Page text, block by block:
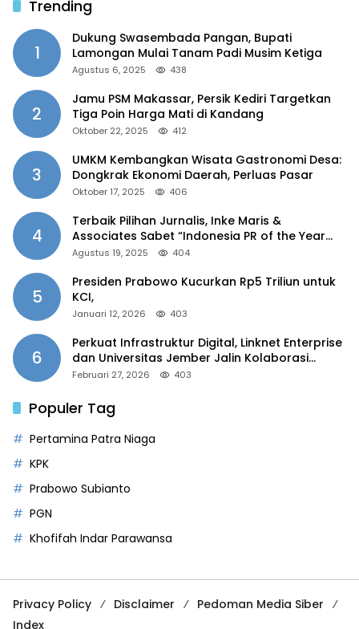
Trending
1
Dukung Swasembada Pangan, Bupati
Lamongan Mulai Tanam Padi Musim Ketiga
Agustus 6, 2025 438
2
Jamu PSM Makassar, Persik Kediri Targetkan
Tiga Poin Harga Mati di Kandang
Oktober 22, 2025 412
3
UMKM Kembangkan Wisata Gastronomi Desa:
Dongkrak Ekonomi Daerah, Perluas Pasar
Oktober 17, 2025 406
4
Terbaik Pilihan Jurnalis, Inke Maris &
Associates Sabet “Indonesia PR of the Year
2025”
Agustus 19, 2025 404
5
Presiden Prabowo Kucurkan Rp5 Triliun untuk
KCI,
Januari 12, 2026 403
6
Perkuat Infrastruktur Digital, Linknet Enterprise
dan Universitas Jember Jalin Kolaborasi
Smart Campus Berbasis AI
Februari 27, 2026 403
Populer Tag
Pertamina Patra Niaga
KPK
Prabowo Subianto
PGN
Khofifah Indar Parawansa
Privacy Policy Disclaimer
Pedoman Media Siber
Index